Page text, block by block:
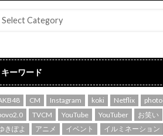
キーワード
CM Instagram koki Netflix
photo
TVCM YouTube YouTuber
お笑い
きぽよ
アニメ イベント イルミネーション